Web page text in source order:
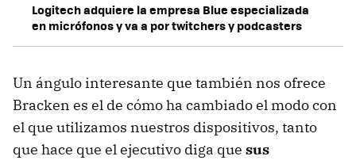
Logitech adquiere la empresa Blue especializada
en micrófonos y va a por twitchers y podcasters
Un ángulo interesante que también nos ofrece
Bracken es el de cómo ha cambiado el modo con
el que utilizamos nuestros dispositivos, tanto
que hace que el ejecutivo diga que sus